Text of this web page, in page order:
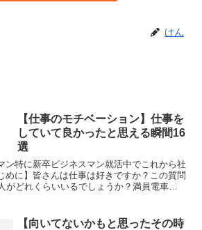
けん
【仕事のモチベーション】仕事を
していて良かったと思える瞬間16
選
ン特に新卒ビジネスマン就活中でこれから社
めに】皆さんは仕事は好きですか？この質問
がどれくらいいるでしょうか？満員電車で
【向いてないかもと思ったその時